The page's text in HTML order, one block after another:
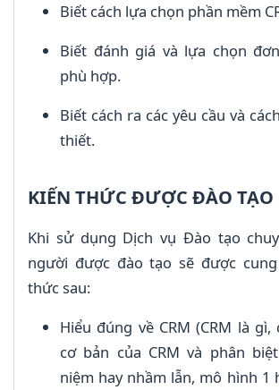
Biết cách lựa chọn phần mềm
Biết đánh giá và lựa chọn
phù hợp.
Biết cách ra các yêu cầu và
thiết.
KIẾN THỨC ĐƯỢC ĐÀO TẠO
Khi sử dụng Dịch vụ Đào tạo
người được đào tạo sẽ được
thức sau:
Hiểu đúng về CRM (CRM là gì,
cơ bản của CRM và phân
niệm hay nhầm lẫn, mô hình 1